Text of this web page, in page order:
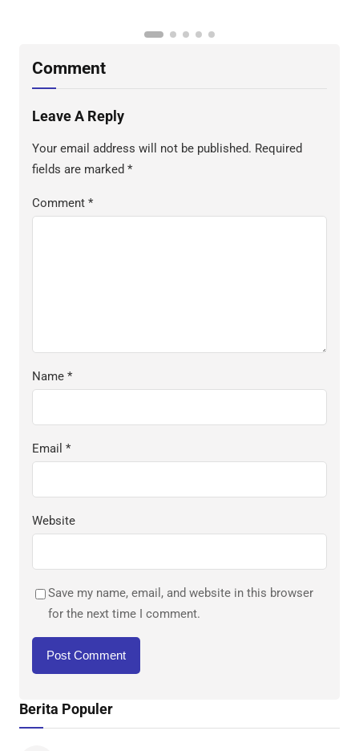
Comment
Leave A Reply
Your email address will not be published. Required
fields are marked *
Comment *
Name *
Email *
Website
Save my name, email, and website in this browser
for the next time I comment.
Berita Populer